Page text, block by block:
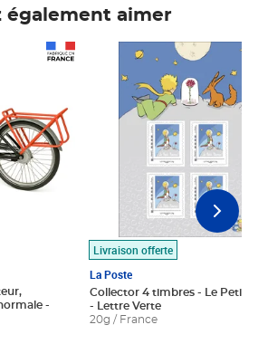
également aimer
Livraison offerte
La Poste
Collector 4 timbres - Le Petit
- Lettre Verte
20g / France
Prix 7,50€